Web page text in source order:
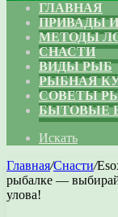
ГЛАВНАЯ
ПРИВАДЫ
МЕТОДЫ
СНАСТИ
ВИДЫ РЫБ
РЫБНАЯ
СОВЕТЫ
БЫТОВЫЕ
Искать
Главная/Снасти/
рыбалке —
улова!